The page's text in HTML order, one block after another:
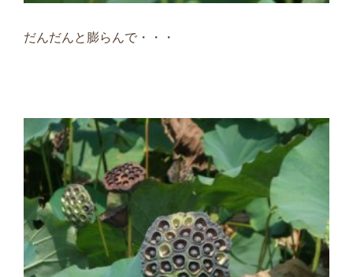
だんだんと膨らんで・・・